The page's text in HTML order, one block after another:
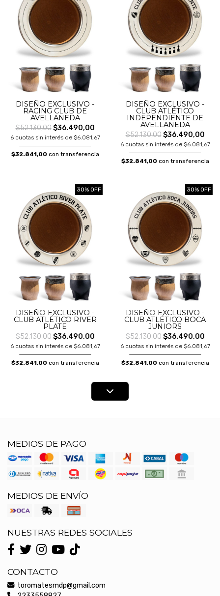
DISEÑO EXCLUSIVO -
RACING CLUB DE
AVELLANEDA
$52.130,00$36.490,00
6 cuotas sin interés de $6.081,67
$32.841,00 con transferencia
DISEÑO EXCLUSIVO -
CLUB ATLÉTICO
INDEPENDIENTE DE
AVELLANEDA
$52.130,00$36.490,00
6 cuotas sin interés de $6.081,67
$32.841,00 con transferencia
30% OFF
DISEÑO EXCLUSIVO -
CLUB ATLÉTICO RIVER
PLATE
$52.130,00$36.490,00
6 cuotas sin interés de $6.081,67
$32.841,00 con transferencia
30% OFF
DISEÑO EXCLUSIVO -
CLUB ATLÉTICO BOCA
JUNIORS
$52.130,00$36.490,00
6 cuotas sin interés de $6.081,67
$32.841,00 con transferencia
MEDIOS DE PAGO
MEDIOS DE ENVÍO
NUESTRAS REDES SOCIALES
CONTACTO
toromatesmdp@gmail.com